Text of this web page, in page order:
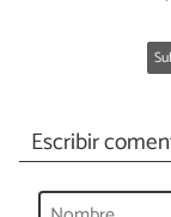
Escribir